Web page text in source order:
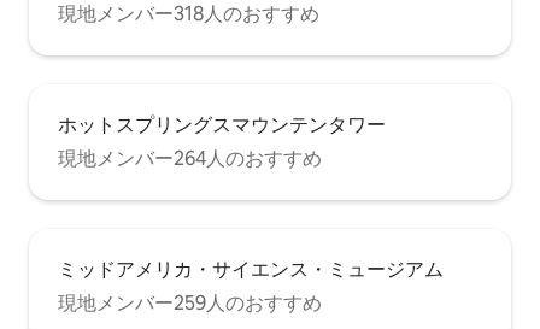
現地メンバー318人のおすすめ
ホットスプリングスマウンテンタワー
現地メンバー264人のおすすめ
ミッドアメリカ・サイエンス・ミュージアム
現地メンバー259人のおすすめ